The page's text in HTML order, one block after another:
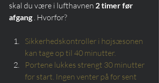
skal du være i lufthavnen 2 timer før
afgang . Hvorfor?
Sikkerhedskontroller i højsæsonen
kan tage op til 40 minutter.
Portene lukkes strengt 30 minutter
før start. Ingen venter på for sent